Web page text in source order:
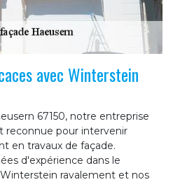
avec Winterstein
67150, notre entreprise
reconnue pour intervenir
en travaux de façade.
d'expérience dans le
ravalement et nos